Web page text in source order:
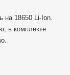
на 18650 Li-Ion.
в комплекте